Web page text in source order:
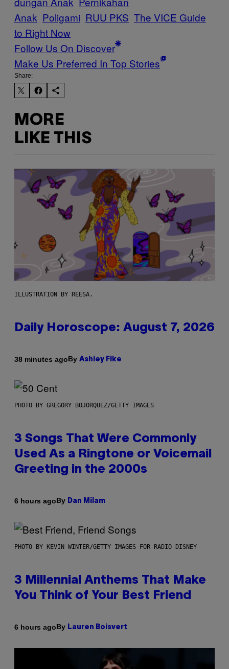
Anak Poligami RUU PKS The VICE Guide
to Right Now
Follow Us On Discover
Make Us Preferred In Top Stories
Share:
MORE
LIKE THIS
ILLUSTRATION BY REESA.
Daily Horoscope: August 7, 2026
38 minutes agoBy Ashley Fike
PHOTO BY GREGORY BOJORQUEZ/GETTY IMAGES
3 Songs That Were Commonly
Used As a Ringtone or Voicemail
Greeting in the 2000s
6 hours agoBy Dan Milam
PHOTO BY KEVIN WINTER/GETTY IMAGES FOR RADIO DISNEY
3 Millennial Anthems That Make
You Think of Your Best Friend
6 hours agoBy Lauren Boisvert